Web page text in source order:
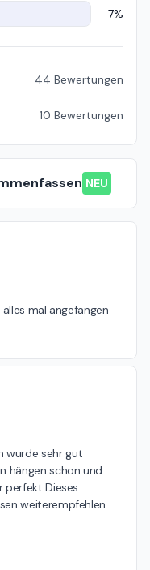
7%
44 Bewertungen
10 Bewertungen
NEU
mal angefangen
wurde sehr gut
hängen schon und
perfekt Dieses
weiterempfehlen.